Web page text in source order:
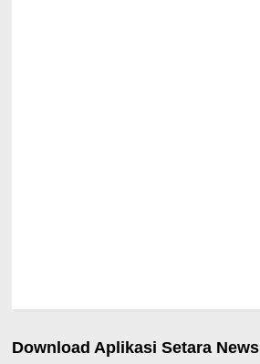
Download Aplikasi Setara News